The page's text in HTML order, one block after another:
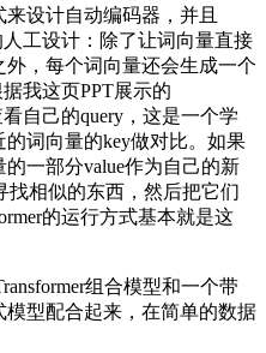
设计自动编码器，并且
人工设计：除了让词向量直接
，每个词向量还会生成一个
我这页PPT展示的
自己的query，这是一个学
词向量的key做对比。如果
一部分value作为自己的新
找相似的东西，然后把它们
的运行方式基本就是这
组合模型和一个带
型配合起来，在简单的数据